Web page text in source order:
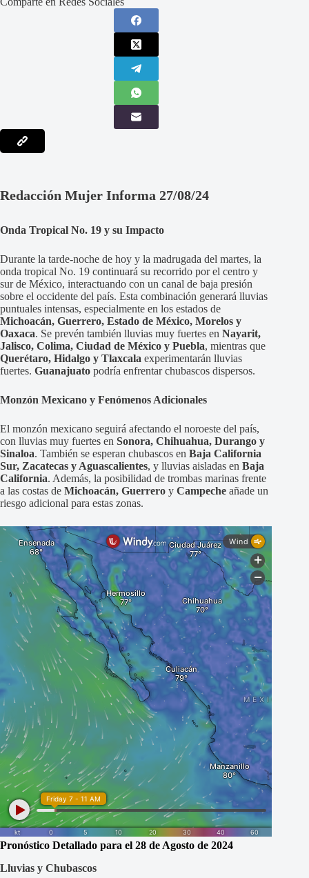
Redacción Mujer Informa 27/08/24
Onda Tropical No. 19 y su Impacto
Durante la tarde-noche de hoy y la madrugada del martes, la
onda tropical No. 19 continuará su recorrido por el centro y
sur de México, interactuando con un canal de baja presión
sobre el occidente del país. Esta combinación generará lluvias
puntuales intensas, especialmente en los estados de
Michoacán, Guerrero, Estado de México, Morelos y
Oaxaca. Se prevén también lluvias muy fuertes en Nayarit,
Jalisco, Colima, Ciudad de México y Puebla, mientras que
Querétaro, Hidalgo y Tlaxcala experimentarán lluvias
fuertes. Guanajuato podría enfrentar chubascos dispersos.
Monzón Mexicano y Fenómenos Adicionales
El monzón mexicano seguirá afectando el noroeste del país,
con lluvias muy fuertes en Sonora, Chihuahua, Durango y
Sinaloa. También se esperan chubascos en Baja California
Sur, Zacatecas y Aguascalientes, y lluvias aisladas en Baja
California. Además, la posibilidad de trombas marinas frente
a las costas de Michoacán, Guerrero y Campeche añade un
riesgo adicional para estas zonas.
Pronóstico Detallado para el 28 de Agosto de 2024
Lluvias y Chubascos